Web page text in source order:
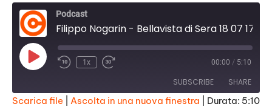
Podcast
Filippo Nogarin - Bellavista di Sera 18 07 17
Play
Episode
1x 00:00 / 5:10
SUBSCRIBE SHARE
Scarica file Ascolta in una nuova finestra Durata: 5:10